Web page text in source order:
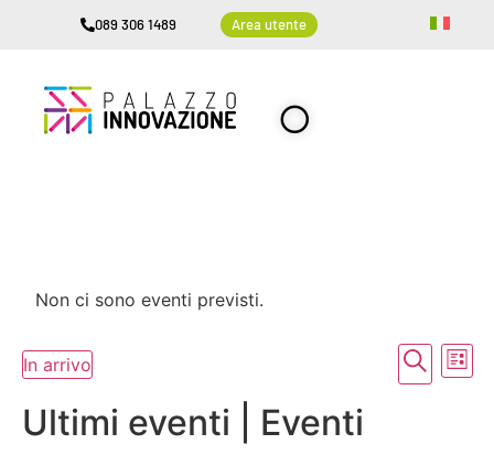
089 306 1489 Area utente
Non ci sono eventi previsti.
Cerca
Lista
In arrivo
Seleziona
la
data.
Ultimi eventi | Eventi